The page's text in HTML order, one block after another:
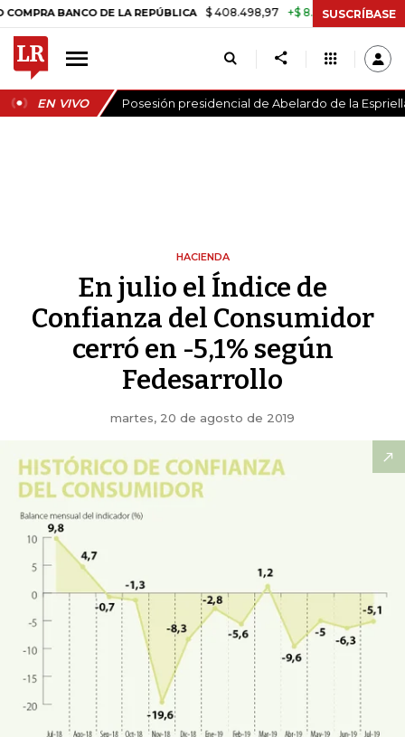
BANCO DE LA REPÚBLICA $ 408.498,97 +$ 8.753,81 +2,19%
SUSCRÍBASE
EN VIVO Posesión presidencial de Abelardo de la
HACIENDA
En julio el Índice de
Confianza del Consumidor
cerró en -5,1% según
Fedesarrollo
martes, 20 de agosto de 2019